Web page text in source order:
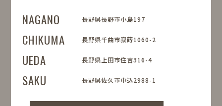
NAGANO 長野県長野市小島197
CHIKUMA 長野県千曲市寂蒔1060-2
UEDA 長野県上田市住吉316-4
SAKU 長野県佐久市中込2988-1